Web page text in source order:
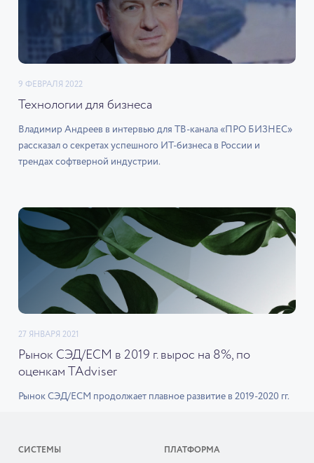
9 ФЕВРАЛЯ 2022
Технологии для бизнеса
Владимир Андреев в интервью для ТВ-канала «ПРО БИЗНЕС»
рассказал о секретах успешного ИТ-бизнеса в России и
трендах софтверной индустрии.
27 ЯНВАРЯ 2021
Рынок СЭД/ECM в 2019 г. вырос на 8%, по
оценкам TAdviser
Рынок СЭД/ECM продолжает плавное развитие в 2019-2020 гг.
СИСТЕМЫ ПЛАТФОРМА